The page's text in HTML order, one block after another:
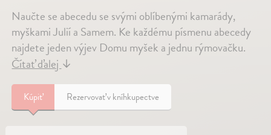
Naučte se abecedu se svými oblíbenými kamarády,
myškami Julií a Samem. Ke každému písmenu abecedy
najdete jeden výjev Domu myšek a jednu rýmovačku.
Čítať ďalej↓
Kúpiť Rezervovať v kníhkupectve